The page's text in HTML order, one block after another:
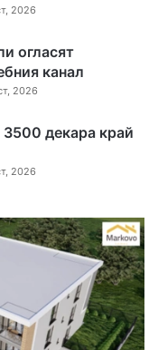
2026
огласят
канал
2026
декара край
2026